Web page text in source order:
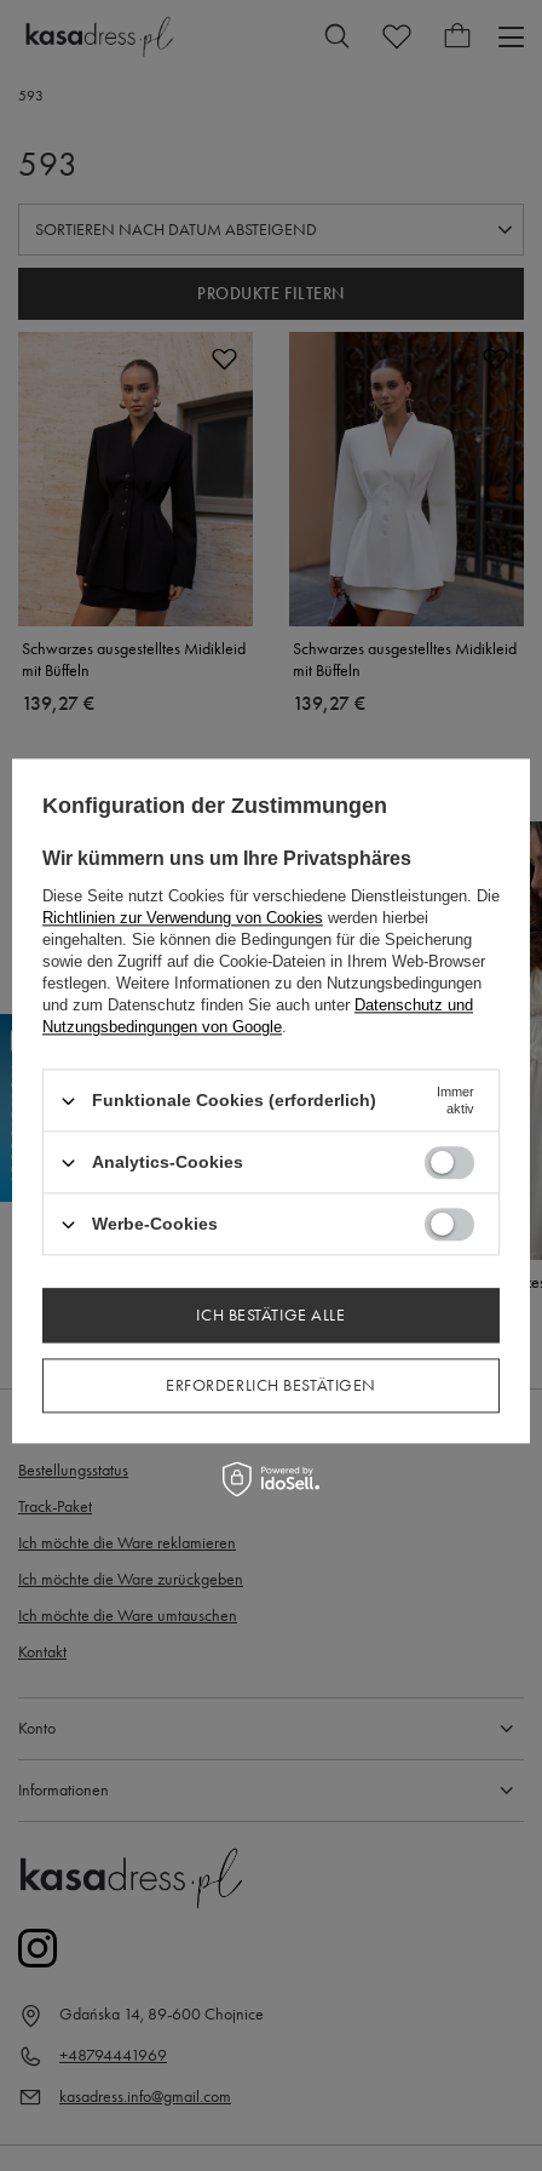
593
593
SORTIERUNG ÄNDERN
SORTIEREN NACH DATUM ABSTEIGEND
PRODUKTE FILTERN
Schwarzes ausgestelltes Midikleid
mit Büffeln
139,27 €
Schwarzes ausgestelltes Midikleid
mit Büffeln
139,27 €
NEU
Elegantes
64,87 €
BESTELLUNGEN
Bestellungsstatus
Track-Paket
Ich möchte die Ware reklamieren
Ich möchte die Ware zurückgeben
Ich möchte die Ware umtauschen
Kontakt
Konto
Informationen
Gdańska 14, 89-600 Chojnice
+48794441969
kasadress.info@gmail.com
Konfiguration der Zustimmungen
Wir kümmern uns um Ihre Privatsphäres
Diese Seite nutzt Cookies für verschiedene Dienstleistungen. Die
Richtlinien zur Verwendung von Cookies werden hierbei
eingehalten. Sie können die Bedingungen für die Speicherung
sowie den Zugriff auf die Cookie-Dateien in Ihrem Web-Browser
festlegen. Weitere Informationen zu den Nutzungsbedingungen
und zum Datenschutz finden Sie auch unter Datenschutz und
Nutzungsbedingungen von Google.
Funktionale Cookies (erforderlich)
Immer
aktiv
Analytics-Cookies
Werbe-Cookies
ERFORDERLICH BESTÄTIGEN
ICH BESTÄTIGE ALLE